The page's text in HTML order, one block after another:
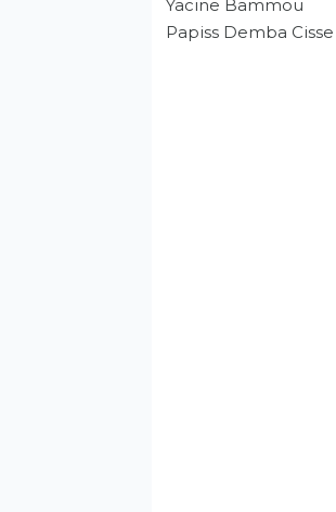
Yacine Bammou
Papiss Demba Cisse